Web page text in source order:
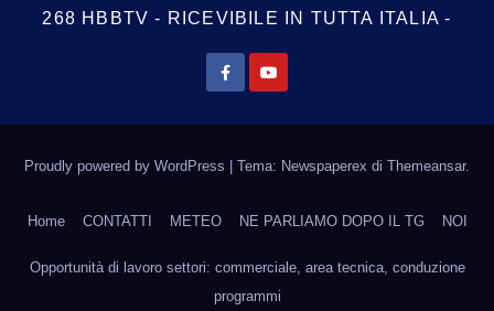
268 HBBTV - RICEVIBILE IN TUTTA ITALIA -
Proudly powered by WordPress Tema: Newspaperex di Themeansar.
Home CONTATTI METEO NE PARLIAMO DOPO IL TG NOI
Opportunità di lavoro settori: commerciale, area tecnica, conduzione
programmi